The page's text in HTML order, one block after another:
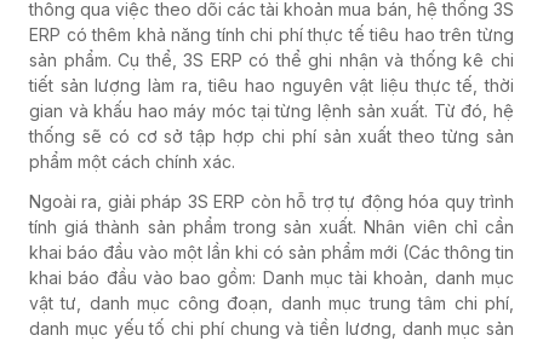
thông qua việc theo dõi các tài khoản mua bán, hệ thống 3S
ERP có thêm khả năng tính chi phí thực tế tiêu hao trên từng
sản phẩm. Cụ thể, 3S ERP có thể ghi nhận và thống kê chi
tiết sản lượng làm ra, tiêu hao nguyên vật liệu thực tế, thời
gian và khấu hao máy móc tại từng lệnh sản xuất. Từ đó, hệ
thống sẽ có cơ sở tập hợp chi phí sản xuất theo từng sản
phẩm một cách chính xác.
Ngoài ra, giải pháp 3S ERP còn hỗ trợ tự động hóa quy trình
tính giá thành sản phẩm trong sản xuất. Nhân viên chỉ cần
khai báo đầu vào một lần khi có sản phẩm mới (Các thông tin
khai báo đầu vào bao gồm: Danh mục tài khoản, danh mục
vật tư, danh mục công đoạn, danh mục trung tâm chi phí,
danh mục yếu tố chi phí chung và tiền lương, danh mục sản